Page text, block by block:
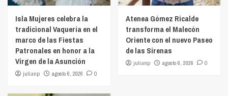
Isla Mujeres celebra la
tradicional Vaquería en el
marco de las Fiestas
Patronales en honor a la
Virgen de la Asunción
julianp agosto 6, 2026 0
Atenea Gómez Ricalde
transforma el Malecón
Oriente con el nuevo Paseo
de las Sirenas
julianp agosto 6, 2026 0